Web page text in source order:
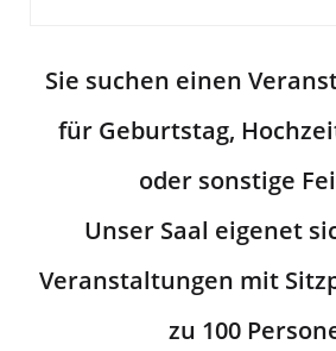
Sie suchen einen
für Geburtstag,
oder sonstige
Unser Saal eigenet
Veranstaltungen mit
zu 100